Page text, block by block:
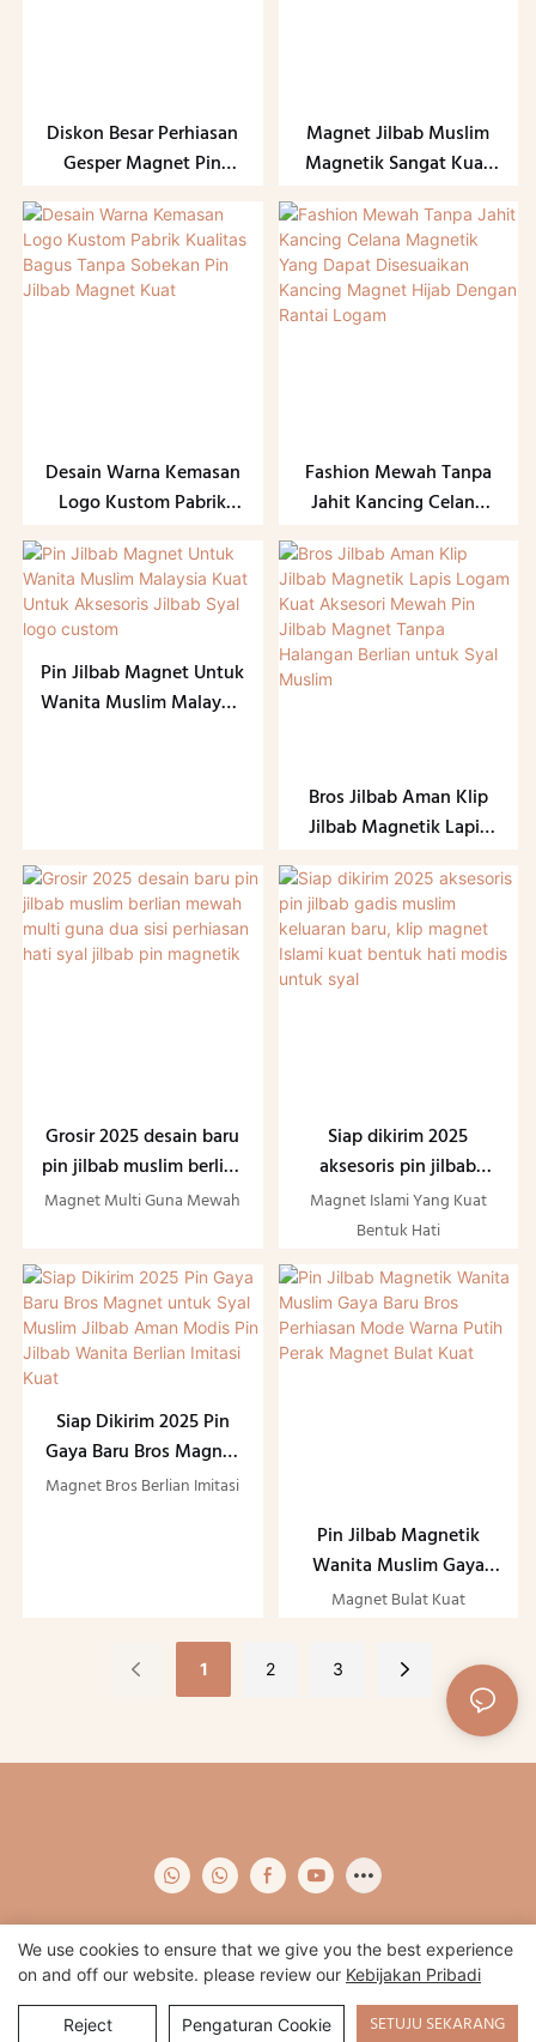
Diskon Besar Perhiasan
Gesper Magnet Pin
Magnetik Kuat Warna
Macron Kustom untuk
Wanita
Magnet Jilbab Muslim
Magnetik Sangat Kuat
Desain Warna Kemasan
Logo Kustom Pabrik
Sobekan Pin Jilbab
Magnet Kuat
Fashion Mewah Tanpa
Jahit Kancing Celana
Disesuaikan Kancing
Magnet Hijab Dengan
Rantai Logam
Pin Jilbab Magnet Untuk
Wanita Muslim Malaysia
Bros Jilbab Aman Klip
Jilbab Magnetik Lapis
Mewah Pin Jilbab
Magnet Tanpa Halangan
Berlian untuk Syal
Grosir 2025 desain baru
pin jilbab muslim berlian
mewah multi guna dua
Magnet Multi Guna Mewah
Siap dikirim 2025
aksesoris pin jilbab
gadis muslim keluaran
baru, klip magnet Islami
untuk syal
Magnet Islami Yang Kuat
Bentuk Hati
Siap Dikirim 2025 Pin
Gaya Baru Bros Magnet
untuk Syal Muslim
Magnet Bros Berlian Imitasi
Pin Jilbab Magnetik
Wanita Muslim Gaya
Baru Bros Perhiasan
Perak Magnet Bulat
Kuat
Magnet Bulat Kuat
1 2 3
Hak Cipta © 2024 Qidian -www.qidianapparel.com| Peta Situs
Kebijakan pribadi
We use cookies to ensure that we give you the best experience
on and off our website. please review our Kebijakan Pribadi
Reject Pengaturan Cookie SETUJU SEKARANG